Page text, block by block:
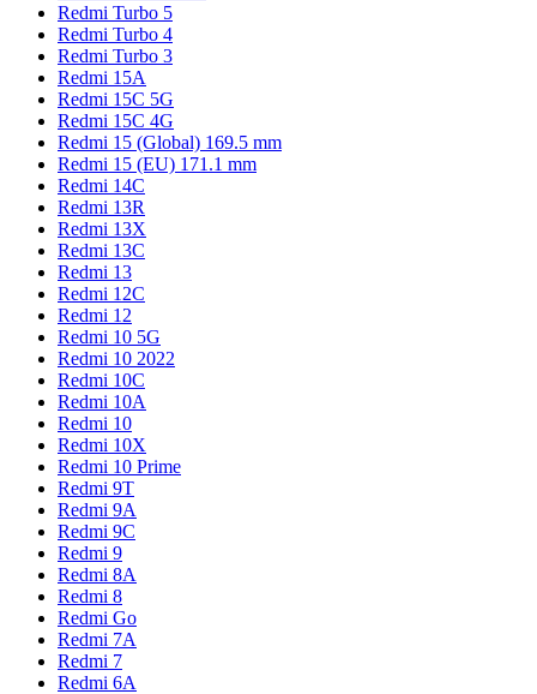
Redmi Turbo 5
Redmi Turbo 4
Redmi Turbo 3
Redmi 15A
Redmi 15C 5G
Redmi 15C 4G
Redmi 15 (Global) 169.5 mm
Redmi 15 (EU) 171.1 mm
Redmi 14C
Redmi 13R
Redmi 13X
Redmi 13C
Redmi 13
Redmi 12C
Redmi 12
Redmi 10 5G
Redmi 10 2022
Redmi 10C
Redmi 10A
Redmi 10
Redmi 10X
Redmi 10 Prime
Redmi 9T
Redmi 9A
Redmi 9C
Redmi 9
Redmi 8A
Redmi 8
Redmi Go
Redmi 7A
Redmi 7
Redmi 6A